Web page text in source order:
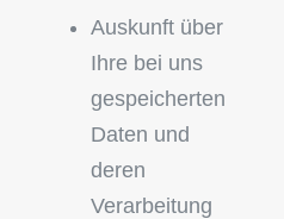
Auskunft über
Ihre bei uns
gespeicherten
Daten und
deren
Verarbeitung